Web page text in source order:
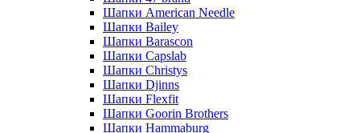
Шапки American Needle
Шапки Bailey
Шапки Barascon
Шапки Capslab
Шапки Christys
Шапки Djinns
Шапки Flexfit
Шапки Goorin Brothers
Шапки Hammaburg